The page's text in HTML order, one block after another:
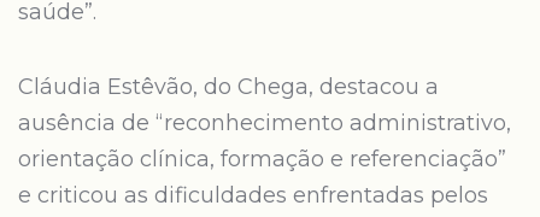
saúde”.
Cláudia Estêvão, do Chega, destacou a
ausência de “reconhecimento administrativo,
orientação clínica, formação e referenciação”
e criticou as dificuldades enfrentadas pelos